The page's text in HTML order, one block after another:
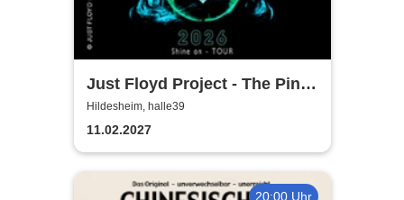
Just Floyd Project - The Pink
Floyd Tribute Show
Hildesheim, halle39
11.02.2027
20:00 Uhr